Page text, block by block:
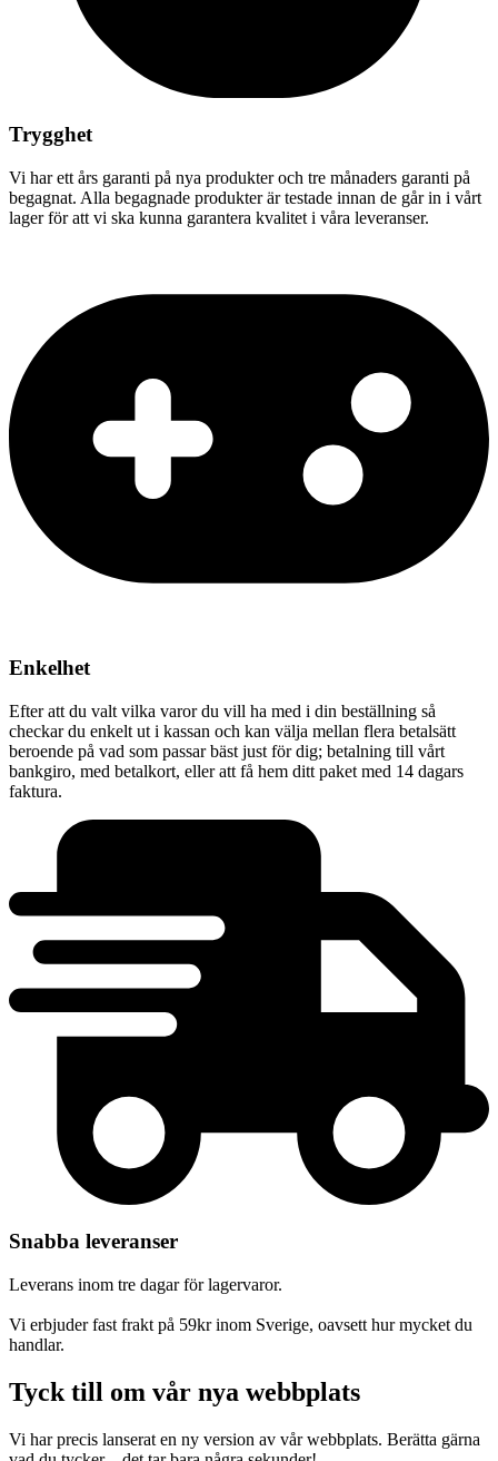
Trygghet
Vi har ett års garanti på nya produkter och tre månaders garanti på
begagnat. Alla begagnade produkter är testade innan de går in i vårt
lager för att vi ska kunna garantera kvalitet i våra leveranser.
Enkelhet
Efter att du valt vilka varor du vill ha med i din beställning så
checkar du enkelt ut i kassan och kan välja mellan flera betalsätt
beroende på vad som passar bäst just för dig; betalning till vårt
bankgiro, med betalkort, eller att få hem ditt paket med 14 dagars
faktura.
Snabba leveranser
Leverans inom tre dagar för lagervaror.
Vi erbjuder fast frakt på 59kr inom Sverige, oavsett hur mycket du
handlar.
Tyck till om vår nya webbplats
Vi har precis lanserat en ny version av vår webbplats. Berätta gärna